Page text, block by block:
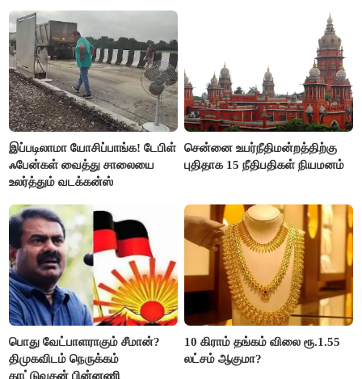
இப்படிலாமா யோசிப்பாங்க! டேபிள்
ஃபேன்கள் வைத்து சாலையை
உலர்த்தும் வடக்கன்ஸ்
சென்னை உயர்நீதிமன்றத்திற்கு
புதிதாக 15 நீதிபதிகள் நியமனம்
பொது வேட்பாளராகும் சீமான்?
திமுகவிடம் நெருக்கம்
காட்டுவதன் பின்னணி
10 கிராம் தங்கம் விலை ரூ.1.55
லட்சம் ஆகுமா?